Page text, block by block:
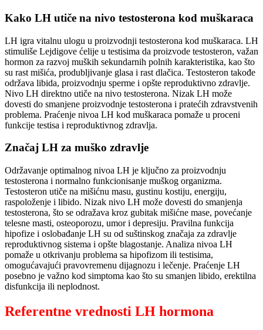
Kako LH utiče na nivo testosterona kod muškaraca
LH igra vitalnu ulogu u proizvodnji testosterona kod muškaraca. LH
stimuliše Lejdigove ćelije u testisima da proizvode testosteron, važan
hormon za razvoj muških sekundarnih polnih karakteristika, kao što
su rast mišića, produbljivanje glasa i rast dlačica. Testosteron takođe
održava libida, proizvodnju sperme i opšte reproduktivno zdravlje.
Nivo LH direktno utiče na nivo testosterona. Nizak LH može
dovesti do smanjene proizvodnje testosterona i pratećih zdravstvenih
problema. Praćenje nivoa LH kod muškaraca pomaže u proceni
funkcije testisa i reproduktivnog zdravlja.
Značaj LH za muško zdravlje
Održavanje optimalnog nivoa LH je ključno za proizvodnju
testosterona i normalno funkcionisanje muškog organizma.
Testosteron utiče na mišićnu masu, gustinu kostiju, energiju,
raspoloženje i libido. Nizak nivo LH može dovesti do smanjenja
testosterona, što se odražava kroz gubitak mišićne mase, povećanje
telesne masti, osteoporozu, umor i depresiju. Pravilna funkcija
hipofize i oslobađanje LH su od suštinskog značaja za zdravlje
reproduktivnog sistema i opšte blagostanje. Analiza nivoa LH
pomaže u otkrivanju problema sa hipofizom ili testisima,
omogućavajući pravovremenu dijagnozu i lečenje. Praćenje LH
posebno je važno kod simptoma kao što su smanjen libido, erektilna
disfunkcija ili neplodnost.
Referentne vrednosti LH hormona